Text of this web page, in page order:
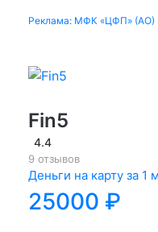
Реклама: МФК «ЦФП» (АО)
Fin5
4.4
9 отзывов
Деньги на карту за 1
25000 ₽